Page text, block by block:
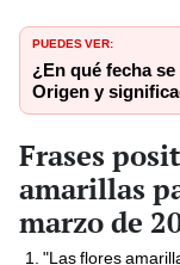
PUEDES VER:
¿En qué fecha
Origen y
Frases
amarillas
marzo de
"Las flores